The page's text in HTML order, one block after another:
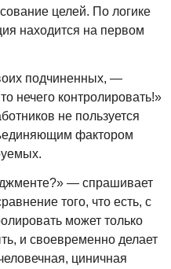
целей. По логике
находится на первом
подчиненных, —
нечего контролировать!»
не пользуется
фактором
— спрашивает
того, что есть, с
может только
и своевременно делает
циничная